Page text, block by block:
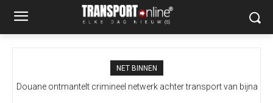
NET BINNEN
Douane ontmantelt crimineel netwerk achter transport van bijna